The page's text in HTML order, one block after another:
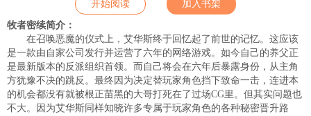
开始阅读 加入书架
牧者密续简介：
在召唤恶魔的仪式上，艾华斯终于回忆起了前世的记忆。这应该
是一款由自家公司发行并运营了六年的网络游戏。如今自己的养父正
是最新版本的反派组织首领。而自己将会在六年后暴露身份，从主角
方犹豫不决的跳反。最终因为决定替玩家角色挡下致命一击，连进本
的机会都没有就被根正苗黑的大哥打死在了过场CG里。但其实问题也
不大。因为艾华斯同样知晓许多专属于玩家角色的各种秘密晋升路